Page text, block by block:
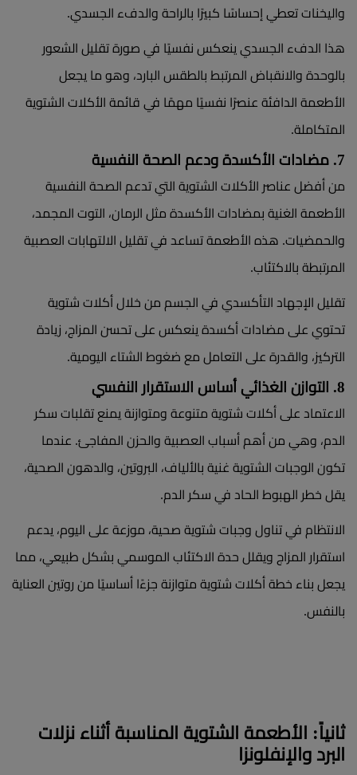
واليخنات تعطي إحساسًا كبيرًا بالراحة والدفء الجسدي.
هذا الدفء الجسدي ينعكس نفسيًا في صورة تقليل الشعور
بالوحدة والانقباض المرتبط بالطقس البارد، وهو ما يجعل
الأطعمة الدافئة عنصرًا نفسيًا مهمًا في قائمة الأكلات الشتوية
المتكاملة.
7. مضادات الأكسدة ودعم الصحة النفسية
من أفضل عناصر الأكلات الشتوية التي تدعم الصحة النفسية
الأطعمة الغنية بمضادات الأكسدة مثل الرمان، التوت المجمد،
والحمضيات. هذه الأطعمة تساعد في تقليل الالتهابات العصبية
المرتبطة بالاكتئاب.
تقليل الإجهاد التأكسدي في الجسم من خلال أكلات شتوية
تحتوي على مضادات أكسدة ينعكس على تحسن المزاج، زيادة
التركيز، والقدرة على التعامل مع ضغوط الشتاء اليومية.
8. التوازن الغذائي أساس الاستقرار النفسي
الاعتماد على أكلات شتوية متنوعة ومتوازنة يمنع تقلبات سكر
الدم، وهي من أهم أسباب العصبية والحزن المفاجئ. عندما
تكون الوجبات الشتوية غنية بالألياف، البروتين، والدهون الصحية،
يقل خطر الهبوط الحاد في سكر الدم.
الانتظام في تناول وجبات شتوية صحية، موزعة على اليوم، يدعم
استقرار المزاج ويقلل حدة الاكتئاب الموسمي بشكل طبيعي، مما
يجعل بناء خطة أكلات شتوية متوازنة جزءًا أساسيًا من روتين العناية
بالنفس.
ثانياً: الأطعمة الشتوية المناسبة أثناء نزلات
البرد والإنفلونزا